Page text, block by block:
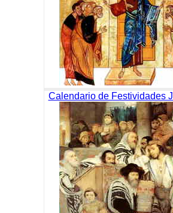
Calendario de Festividades